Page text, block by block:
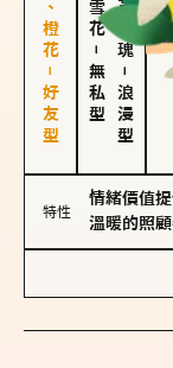
－
無私型 －
浪漫型
特性
情緒價值
溫暖的照